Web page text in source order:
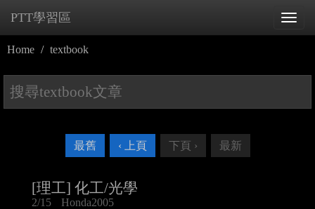
PTT學習區
Home textbook
最舊 ‹ 上頁 下頁 › 最新
[理工] 化工/光學
2/15 Honda2005